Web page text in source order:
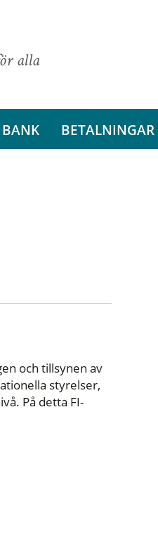
alla
BANK BETALNINGAR
och tillsynen av
styrelser,
På detta FI-